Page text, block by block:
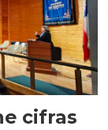
cifras